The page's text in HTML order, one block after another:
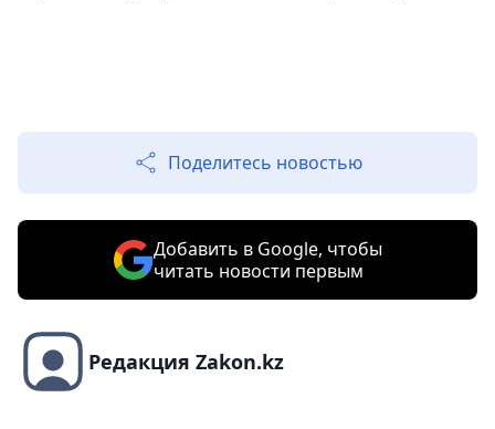
Поделитесь новостью
Добавить в Google, чтобы
читать новости первым
Редакция Zakon.kz